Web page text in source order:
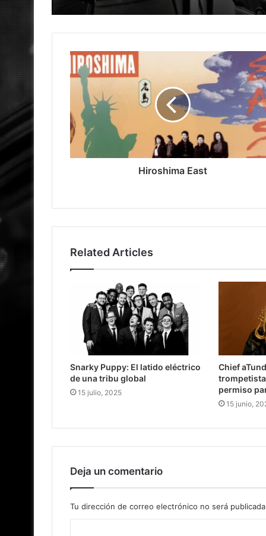
Hiroshima East
Related Articles
Snarky Puppy: El latido eléctrico
de una tribu global
15 julio, 2025
Chief
permiso
15 junio,
Deja un comentario
Tu dirección de correo electrónico no será